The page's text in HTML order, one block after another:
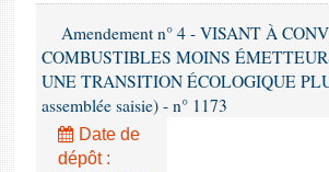
Amendement n° 4 - VISANT À
COMBUSTIBLES MOINS
UNE TRANSITION ÉCOLOGIQUE
assemblée saisie) - n° 1173
Date de
dépôt :